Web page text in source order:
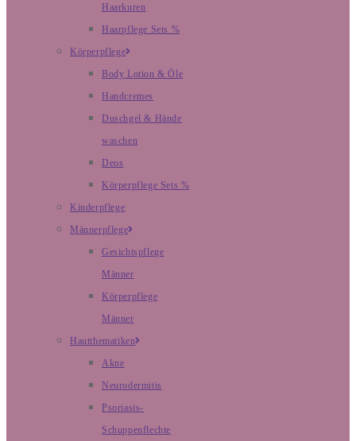
Haarkuren
Haarpflege Sets %
Körperpflege
Body Lotion & Öle
Handcremes
Duschgel & Hände
waschen
Deos
Körperpflege Sets %
Kinderpflege
Männerpflege
Gesichtspflege
Männer
Körperpflege
Männer
Hautthematiken
Akne
Neurodermitis
Psoriasis-
Schuppenflechte